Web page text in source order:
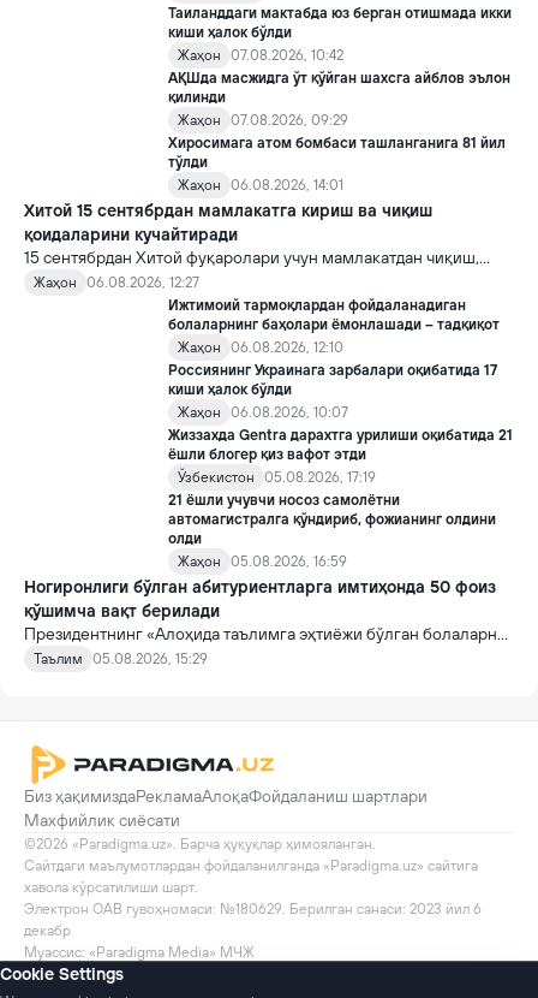
Таиланддаги мактабда юз берган отишмада икки
киши ҳалок бўлди
Жаҳон
07.08.2026, 10:42
АҚШда масжидга ўт қўйган шахсга айблов эълон
қилинди
Жаҳон
07.08.2026, 09:29
Хиросимага атом бомбаси ташланганига 81 йил
тўлди
Жаҳон
06.08.2026, 14:01
Хитой 15 сентябрдан мамлакатга кириш ва чиқиш
қоидаларини кучайтиради
15 сентябрдан Хитой фуқаролари учун мамлакатдан чиқиш,
хорижликлар учун эса Хитойга кириш тартиби бўйича янги
қоидалар кучга киради.
Жаҳон
06.08.2026, 12:27
Ижтимоий тармоқлардан фойдаланадиган
болаларнинг баҳолари ёмонлашади – тадқиқот
Жаҳон
06.08.2026, 12:10
Россиянинг Украинага зарбалари оқибатида 17
киши ҳалок бўлди
Жаҳон
06.08.2026, 10:07
Жиззахда Gentra дарахтга урилиши оқибатида 21
ёшли блогер қиз вафот этди
Ўзбекистон
05.08.2026, 17:19
21 ёшли учувчи носоз самолётни
автомагистралга қўндириб, фожианинг олдини
олди
Жаҳон
05.08.2026, 16:59
Ногиронлиги бўлган абитуриентларга имтиҳонда 50 фоиз
қўшимча вақт берилади
Президентнинг «Алоҳида таълимга эҳтиёжи бўлган болаларни
таълим ва ижтимоий хизматлар билан қамраб олиш тизимини
Таълим 05.08.2026, 15:29
Биз ҳақимиздаРекламаАлоқаФойдаланиш шартлари
Махфийлик сиёсати
©2026 «Paradigma.uz». Барча ҳуқуқлар ҳимояланган.
Сайтдаги маълумотлардан фойдаланилганда «Paradigma.uz» сайтига
хавола кўрсатилиши шарт.
Электрон ОАВ гувоҳномаси: №180629. Берилган санаси: 2023 йил 6
декабр
Муассис: «Paradigma Media» МЧЖ
100011, Тошкент, Навои кўчаси, 30
info@paradigma.uz
Cookie Settings